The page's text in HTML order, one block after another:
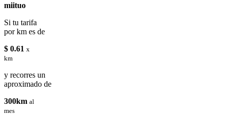
miituo
Si tu tarifa
por km es de
$ 0.61 x
km
y recorres un
aproximado de
300km al
mes